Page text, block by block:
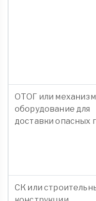
ОТОГ или
оборудование для
доставки опасных
СК или